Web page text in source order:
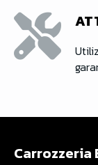
Carrozzeria